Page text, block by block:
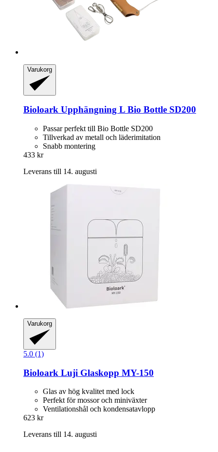
Varukorg
Bioloark Upphängning L Bio Bottle SD200
Passar perfekt till Bio Bottle SD200
Tillverkad av metall och läderimitation
Snabb montering
433 kr
Leverans till 14. augusti
Varukorg
5.0 (1)
Bioloark Luji Glaskopp MY-​150
Glas av hög kvalitet med lock
Perfekt för mossor och miniväxter
Ventilationshål och kondensatavlopp
623 kr
Leverans till 14. augusti